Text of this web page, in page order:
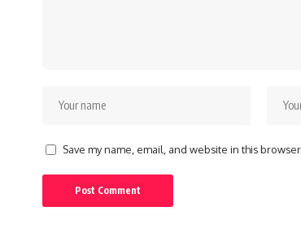
Save my name, email, and website in this